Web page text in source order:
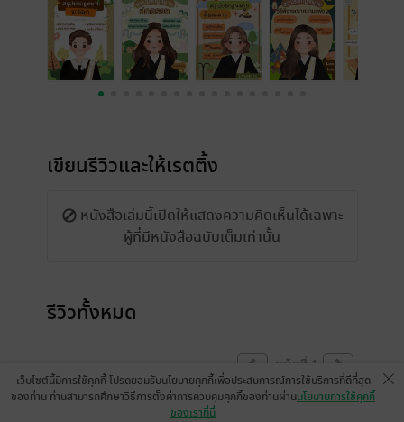
เขียนรีวิวและให้เรตติ้ง
หนังสือเล่มนี้เปิดให้แสดงความคิดเห็นได้เฉพาะ
ผู้ที่มีหนังสือฉบับเต็มเท่านั้น
รีวิวทั้งหมด
หน้าที่ 1
เว็บไซต์นี้มีการใช้คุกกี้ โปรดยอมรับนโยบายคุกกี้เพื่อประสบการณ์การใช้บริการที่ดีที่สุด
ของท่าน ท่านสามารถศึกษาวิธีการตั้งค่าการควบคุมคุกกี้ของท่านผ่านนโยบายการใช้คุกกี้
ของเราที่นี่